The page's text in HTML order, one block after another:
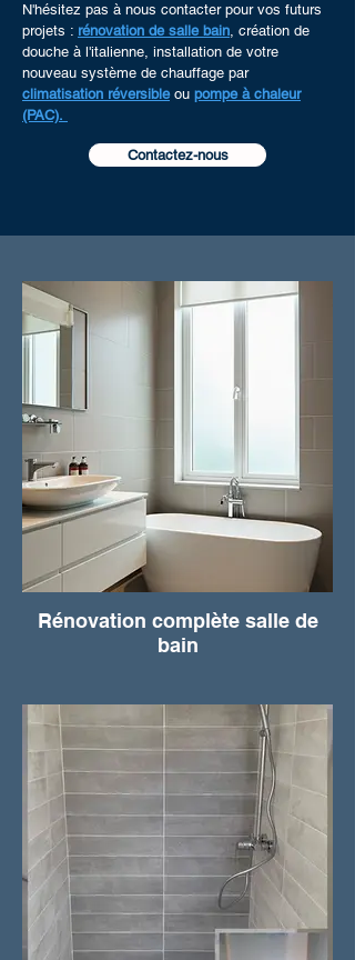
N'hésitez pas à nous contacter pour vos futurs
projets : rénovation de salle bain, création de
douche à l'italienne, installation de votre
nouveau système de chauffage par
climatisation réversibleou pompe à chaleur
(PAC).
Contactez-nous
Rénovation complète salle de
bain